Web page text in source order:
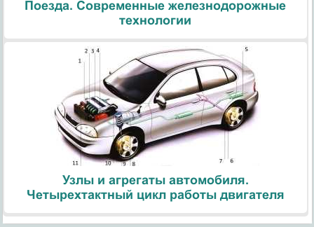
Поезда. Современные железнодорожные
технологии
Узлы и агрегаты автомобиля.
Четырехтактный цикл работы двигателя